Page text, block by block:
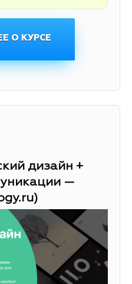
О КУРСЕ
дизайн +
—